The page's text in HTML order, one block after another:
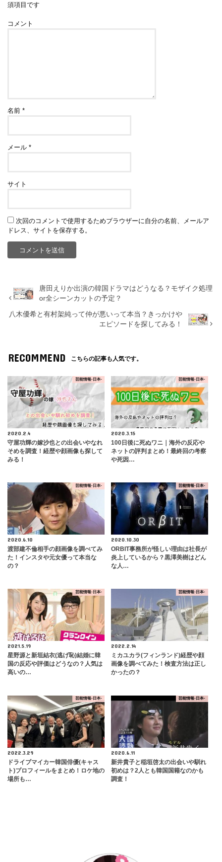
須項目です
コメント
名前*
メール*
サイト
次回のコメントで使用するためブラウザーに自分の名前、メールア
ドレス、サイトを保存する。
唐田えりか出演の韓国ドラマはどうなる？モザイク処理
or全シーンカットの予定？
八木優希と有村架純って仲が悪いって本当？きっかけや
エピソードを探してみる！
RECOMMEND こちらの記事も人気です。
芸能情報-日本-
2020.2.4
守屋功輝の嫁沙也との出会いやなれ
そめを調査！経歴や顔画像も探して
みる！
芸能情報-日本-
2020.3.15
100日後に死ぬワニ｜海外の反応や
ネットの評判まとめ！最終回の考察
や死因…
芸能情報-日本-
2020.6.10
渡部建不倫相手の顔画像を調べてみ
た！インスタや元女優って本当な
の？
芸能情報-日本-
2020.10.30
ORBIT事務所が怪しい理由は社長が
炎上しているから？黒澤美樹はどん
な人…
芸能情報-日本-
2021.5.19
星野源と新垣結衣(逃げ恥)結婚に韓
国の反応や評価はどうなの？人気は
高いの…
芸能情報-日本-
2022.2.14
ミカユカラ(フィンランド)経歴や顔
画像を調べてみた！検査方法は正し
かったの？
芸能情報-日本-
2022.3.29
ドライブマイカー韓国俳優(キャス
ト)プロフィールをまとめ！ロケ地の
場所も…
芸能情報-日本-
2020.6.11
新井貴子と稲垣啓太の出会いや馴れ
初めは？2人とも韓国国籍なのかも
調査！